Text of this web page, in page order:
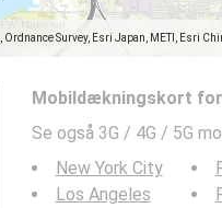
Survey, Esri Japan, METI, Esri
Mobildækningskort
Se også 3G / 4G / 5G
New York City
Los Angeles